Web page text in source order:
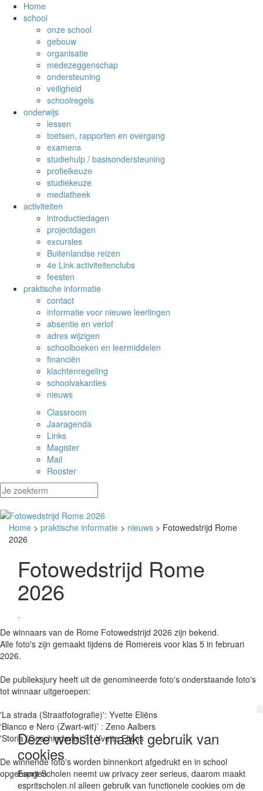
Home
school
onze school
gebouw
organisatie
medezeggenschap
ondersteuning
veiligheid
schoolregels
onderwijs
lessen
toetsen, rapporten en overgang
examens
studiehulp / basisondersteuning
profielkeuze
studiekeuze
mediatheek
activiteiten
introductiedagen
projectdagen
excursies
Buitenlandse reizen
4e Link activiteitenclubs
feesten
praktische informatie
contact
informatie voor nieuwe leerlingen
absentie en verlof
adres wijzigen
schoolboeken en leermiddelen
financiën
klachtenregeling
schoolvakanties
nieuws
Classroom
Jaaragenda
Links
Magister
Mail
Rooster
Home > praktische informatie > nieuws > Fotowedstrijd Rome
2026
Fotowedstrijd Rome
2026
.
De winnaars van de Rome Fotowedstrijd 2026 zijn bekend.
Alle foto's zijn gemaakt tijdens de Romereis voor klas 5 in februari
2026.
De publieksjury heeft uit de genomineerde foto's onderstaande foto's
tot winnaar uitgeroepen:
'La strada (Straatfotografie)': Yvette Eliëns
‘Bianco e Nero (Zwart-wit)’ : Zeno Aalbers
'Storia (Geschiedenis)'? : Yvette Eliëns
De winnende foto's worden binnenkort afgedrukt en in school
opgehangen.
Deze website maakt gebruik van
cookies
Esprit Scholen neemt uw privacy zeer serieus, daarom maakt
espritscholen.nl alleen gebruik van functionele cookies om de